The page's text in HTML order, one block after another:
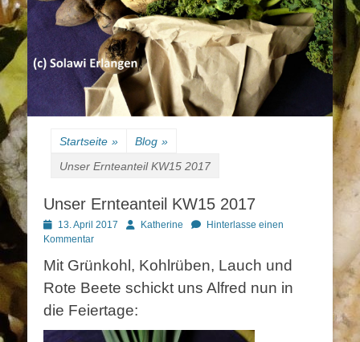
Startseite » Blog »
Unser Ernteanteil KW15 2017
Unser Ernteanteil KW15 2017
Posted
on
13. April 2017 AutorKatherine
Hinterlasse einen
Kommentar
Mit Grünkohl, Kohlrüben, Lauch und
Rote Beete schickt uns Alfred nun in
die Feiertage: